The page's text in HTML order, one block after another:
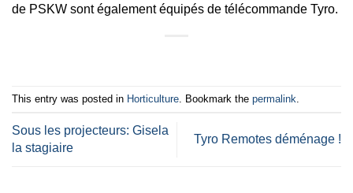
de PSKW sont également équipés de télécommande Tyro.
This entry was posted in Horticulture . Bookmark the permalink
Sous les projecteurs: Gisela
la stagiaire
Tyro Remotes déménage !